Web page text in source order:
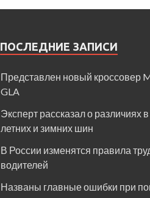
ПОСЛЕДНИЕ ЗАПИСИ
Представлен новый кроссовер
GLA
Эксперт рассказал о различиях
летних и зимних шин
В России изменятся правила
водителей
Названы главные ошибки при